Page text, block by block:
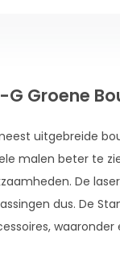
G Groene
uitgebreide
malen beter te
De
dus. De